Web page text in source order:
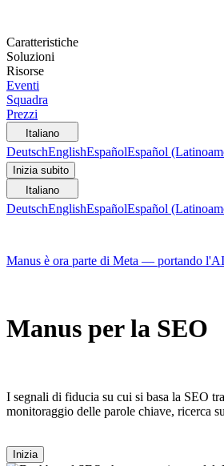
Caratteristiche
Soluzioni
Risorse
Eventi
Squadra
Prezzi
Italiano
DeutschEnglishEspañolEspañol
Inizia subito
Italiano
DeutschEnglishEspañolEspañol
Manus è ora parte di Meta — portando
Manus per la SEO
I segnali di fiducia su cui si basa la SEO
monitoraggio delle parole chiave, ricerca
Inizia